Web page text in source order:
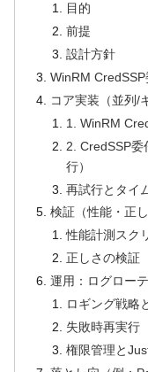
目的
前提
設計方針
WinRM
コア実装（並列/
1. WinRM
2. CredSSP委
行）
再試行とタイ
検証（性能・正
性能計測スク
正しさの検証
運用：ログロー
ロギング戦略
失敗時再実行
権限管理と